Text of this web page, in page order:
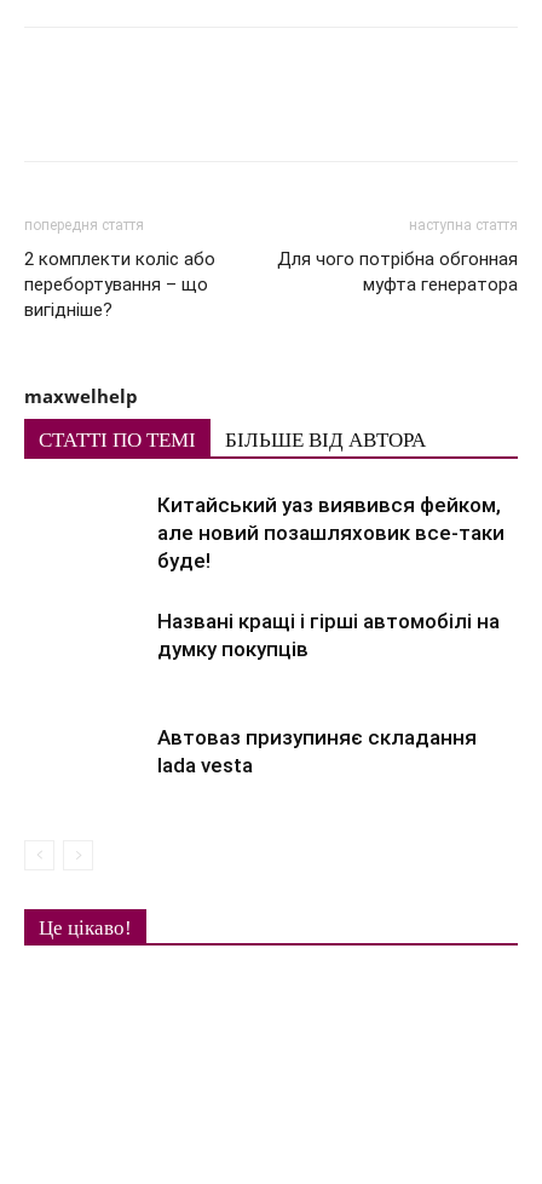
попередня стаття
2 комплекти коліс або
перебортування – що
вигідніше?
наступна стаття
Для чого потрібна обгонная
муфта генератора
maxwelhelp
СТАТТІ ПО ТЕМІ БІЛЬШЕ ВІД АВТОРА
Китайський уаз виявився фейком,
але новий позашляховик все-таки
буде!
Названі кращі і гірші автомобілі на
думку покупців
Автоваз призупиняє складання
lada vesta
Це цікаво!